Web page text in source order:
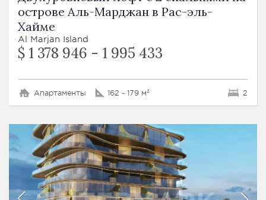
острове Аль-Марджан в Рас-эль-
Хайме
Al Marjan Island
$ 1 378 946 - 1 995 433
Апартаменты 162 - 179 м² 2